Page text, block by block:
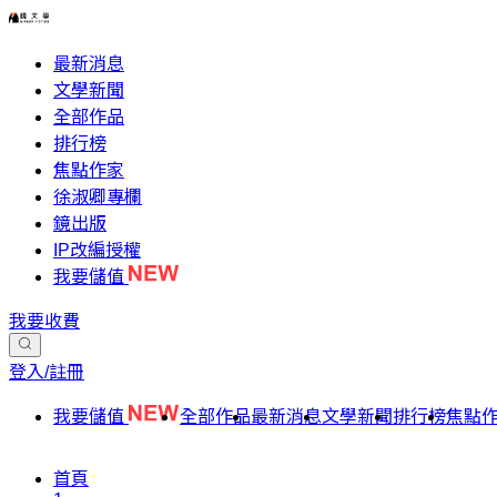
最新消息
文學新聞
全部作品
排行榜
焦點作家
徐淑卿專欄
鏡出版
IP改編授權
我要儲值
我要收費
登入/註冊
我要儲值 全部作品最新消息文學新聞排行榜焦點
首頁